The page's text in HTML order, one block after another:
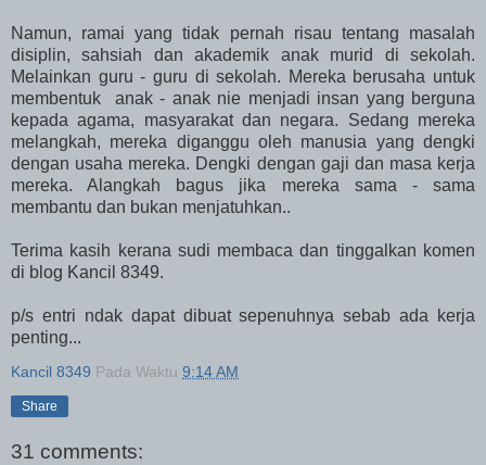
Namun, ramai yang tidak pernah risau tentang masalah
disiplin, sahsiah dan akademik anak murid di sekolah.
Melainkan guru - guru di sekolah. Mereka berusaha untuk
membentuk anak - anak nie menjadi insan yang berguna
kepada agama, masyarakat dan negara. Sedang mereka
melangkah, mereka diganggu oleh manusia yang dengki
dengan usaha mereka. Dengki dengan gaji dan masa kerja
mereka. Alangkah bagus jika mereka sama - sama
membantu dan bukan menjatuhkan..
Terima kasih kerana sudi membaca dan tinggalkan komen
di blog Kancil 8349.
p/s entri ndak dapat dibuat sepenuhnya sebab ada kerja
penting...
Kancil 8349 Pada Waktu 9:14 AM
Share
31 comments: